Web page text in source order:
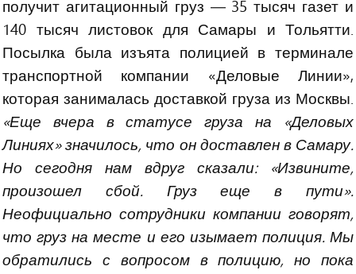
получит агитационный груз — 35 тысяч газет и
140 тысяч листовок для Самары и Тольятти.
Посылка была изъята полицией в терминале
транспортной компании «Деловые Линии»,
которая занималась доставкой груза из Москвы.
«Еще вчера в статусе груза на «Деловых
Линиях» значилось, что он доставлен в Самару.
Но сегодня нам вдруг сказали: «Извините,
произошел сбой. Груз еще в пути».
Неофициально сотрудники компании говорят,
что груз на месте и его изымает полиция. Мы
обратились с вопросом в полицию, но пока